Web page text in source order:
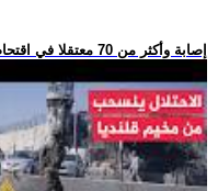
.. 51 إصابة وأكثر من 70 معتقلا في اقتحام الاحتلال مخيم قلنديا ب